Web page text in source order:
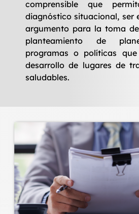
comprensible que
diagnóstico situacional, ser
argumento para la toma
planteamiento de
programas o políticas
desarrollo de lugares de
saludables.